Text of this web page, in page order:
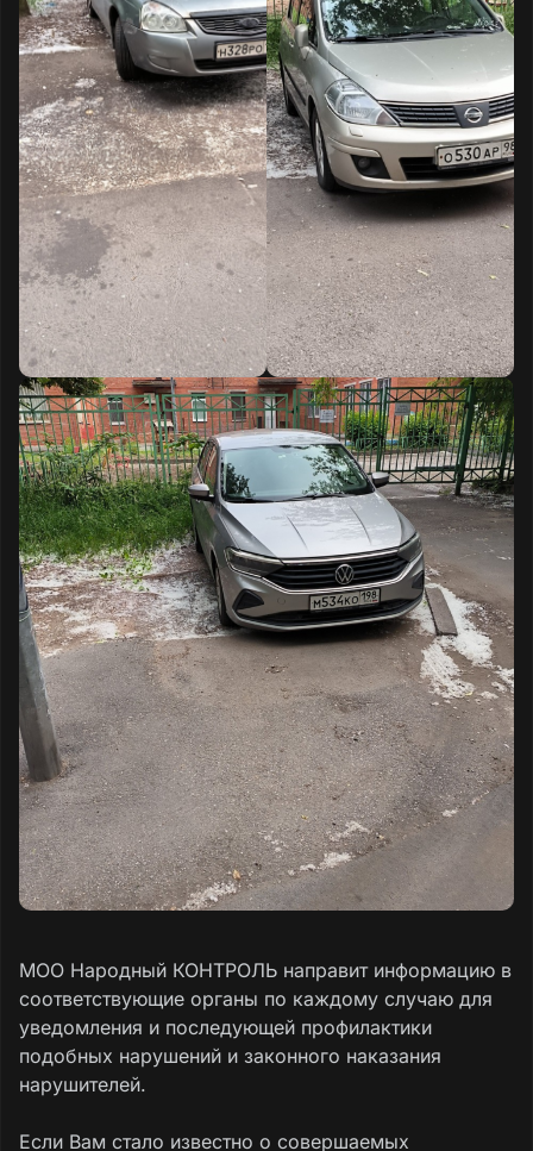
МОО Народный КОНТРОЛЬ направит информацию в
соответствующие органы по каждому случаю для
уведомления и последующей профилактики
подобных нарушений и законного наказания
нарушителей.
Если Вам стало известно о совершаемых